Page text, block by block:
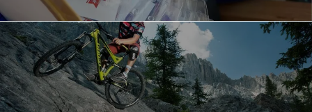
Erfahren Sie mehr